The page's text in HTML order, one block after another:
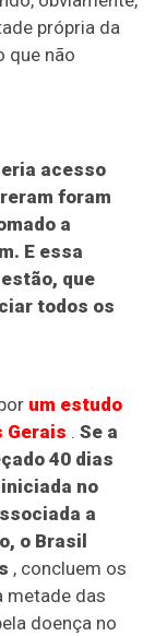
própria da
que não
acesso
foram
a
E essa
que
todos os
um estudo
Gerais .Se a
40 dias
no
a
o Brasil
, concluem os
metade das
doença no